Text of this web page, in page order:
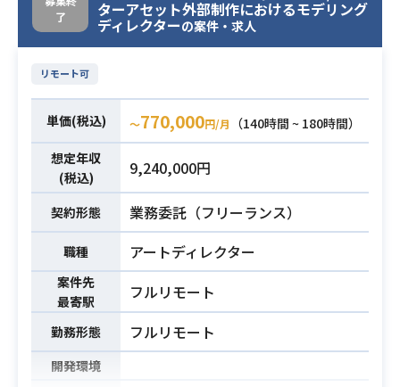
業務内容
クション及び案件の制作管理に関わ
っていただきます。
相談の上決定とさせていただければ
【業務内容】
・企画内容に合わせたグラフィック
コンセプトの提案、作成
・ゲームグラフィックに関するスケ
ジュール管理、品質管理
・グラフィック作成指示書の作成、
成果物のディレクション
・クライアントや、内部/外部デザイ
ナーとの折衝
了
ターアセット外部制作におけるモデリング
ディレクターの案件・求人
リモート可
単価(税込) 〜770,000円/月
（140時間 ~ 180時間）
想定年収
(税込)
9,240,000円
契約形態 業務委託（フリーランス）
職種 アートディレクター
案件先
最寄駅
フルリモート
勤務形態 フルリモート
開発環境